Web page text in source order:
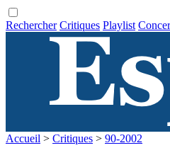
Rechercher Critiques Playlist
Accueil > Critiques > 90-2002